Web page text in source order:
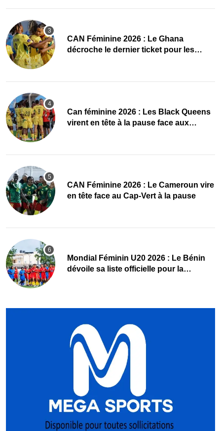
CAN Féminine 2026 : Le Ghana
décroche le dernier ticket pour les
‎Can féminine 2026 : Les Black Queens
virent en tête à la pause face aux
CAN Féminine 2026 : Le Cameroun vire
en tête face au Cap-Vert à la pause
Mondial Féminin U20 2026 : Le Bénin
dévoile sa liste officielle pour la